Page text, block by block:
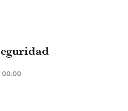
00:00